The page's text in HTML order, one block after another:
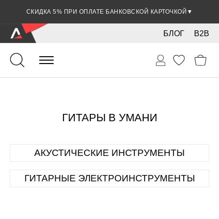
СКИДКА 5% ПРИ ОПЛАТЕ БАНКОВСКОЙ КАРТОЧКОЙ ▼
B2B
БЛОГ
ГИТАРЫ В УМАНИ
АКУСТИЧЕСКИЕ ИНСТРУМЕНТЫ
ГИТАРНЫЕ ЭЛЕКТРОИНСТРУМЕНТЫ